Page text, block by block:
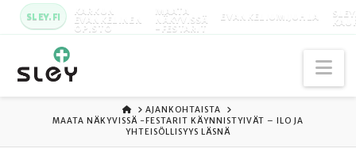
SLEY.FI KARKUN
EVANKELINEN
OPISTO
MAATA
NÄKYVISSÄ
-FESTARIT
EVANKELIUMIJUHLA
ETUSIVU
AJANKOHTAISTA
MAATA NÄKYVISSÄ -FESTARIT KÄYNNISTYIVÄT – ILO JA
YHTEISÖLLISYYS LÄSNÄ